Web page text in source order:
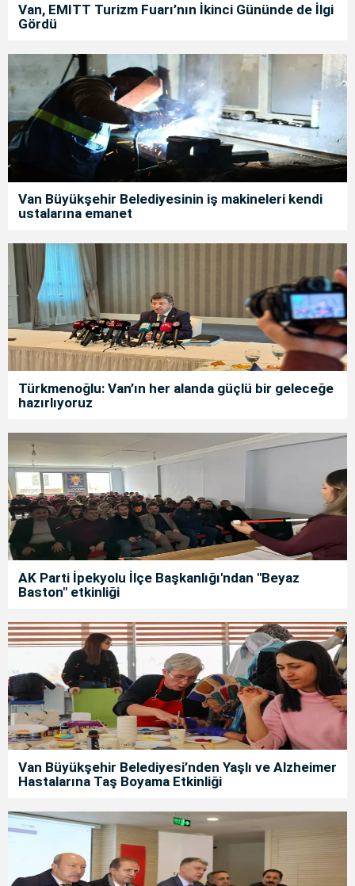
Van, EMITT Turizm Fuarı’nın İkinci Gününde de İlgi
Gördü
Van Büyükşehir Belediyesinin iş makineleri kendi
ustalarına emanet
Türkmenoğlu: Van’ın her alanda güçlü bir geleceğe
hazırlıyoruz
AK Parti İpekyolu İlçe Başkanlığı'ndan "Beyaz
Baston" etkinliği
Van Büyükşehir Belediyesi’nden Yaşlı ve Alzheimer
Hastalarına Taş Boyama Etkinliği